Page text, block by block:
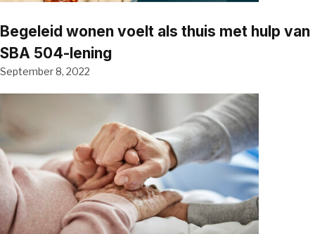
Begeleid wonen voelt als thuis met hulp van
SBA 504-lening
September 8, 2022